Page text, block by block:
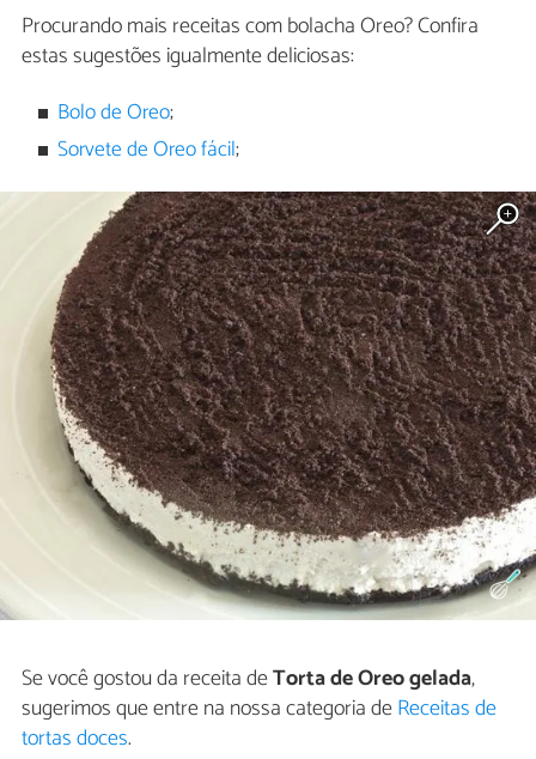
Procurando mais receitas com bolacha Oreo? Confira
estas sugestões igualmente deliciosas:
Bolo de Oreo;
Sorvete de Oreo fácil;
Se você gostou da receita deTorta de Oreo gelada,
sugerimos que entre na nossa categoria deReceitas de
tortas doces.